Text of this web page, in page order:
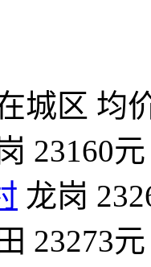
城区 均
23160元
龙岗
23273元